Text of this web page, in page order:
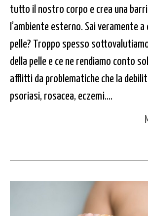
tutto il nostro corpo e crea una
l’ambiente esterno. Sai veramente
pelle? Troppo spesso
della pelle e ce ne rendiamo conto
afflitti da problematiche che la
psoriasi, rosacea, eczemi....